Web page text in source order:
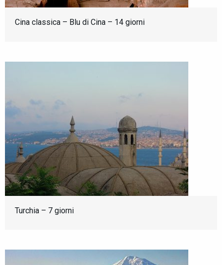
Cina classica – Blu di Cina – 14 giorni
Turchia – 7 giorni